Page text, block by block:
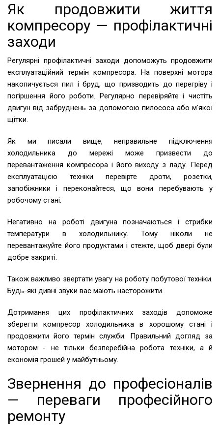
Як продовжити життя
компресору — профілактичні
заходи
Регулярні профілактичні заходи допоможуть продовжити
експлуатаційний термін компресора. На поверхні мотора
накопичується пил і бруд, що призводить до перегріву і
погіршення його роботи. Регулярно перевіряйте і чистіть
двигун від забруднень за допомогою пилососа або м'якої
щітки.
Як ми писали вище, неправильне підключення
холодильника до мережі може призвести до
перевантаження компресора і його виходу з ладу. Перед
експлуатацією техніки перевірте дроти, розетки,
запобіжники і переконайтеся, що вони перебувають у
робочому стані.
Негативно на роботі двигуна позначаються і стрибки
температури в холодильнику. Тому ніколи не
перевантажуйте його продуктами і стежте, щоб двері були
добре закриті.
Також важливо звертати увагу на роботу побутової техніки.
Будь-які дивні звуки вас мають насторожити.
Дотримання цих профілактичних заходів допоможе
зберегти компресор холодильника в хорошому стані і
продовжити його термін служби. Правильний догляд за
мотором - не тільки безперебійна робота техніки, а й
економія грошей у майбутньому.
Звернення до професіоналів
— переваги професійного
ремонту